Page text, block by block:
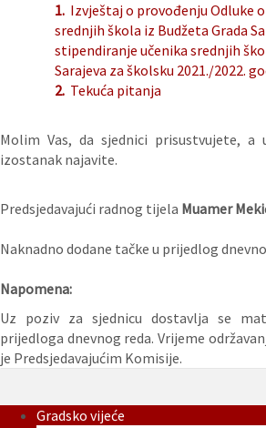
1. Izvještaj o provođenju Odluke
srednjih škola iz Budžeta Grada
stipendiranje učenika srednjih
Sarajeva za školsku 2021./2022.
2. Tekuća pitanja
Molim Vas, da sjednici prisustvujete, a
izostanak najavite.
Predsjedavajući radnog tijela Muamer
Naknadno dodane tačke u prijedlog
Napomena:
Uz poziv za sjednicu dostavlja se
prijedloga dnevnog reda. Vrijeme
je Predsjedavajućim Komisije.
Gradsko vijeće